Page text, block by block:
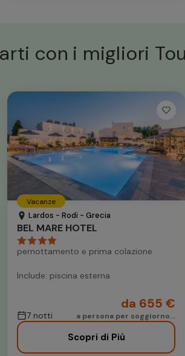
con i migliori
Vacanze
Lardos - Rodi - Grecia
BEL MARE HOTEL
pernottamento e prima colazione
Include: piscina esterna
7 notti
da 655 €
a persona per soggiorno...
Scopri di Più